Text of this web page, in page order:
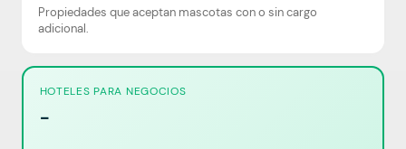
Propiedades que aceptan mascotas con o sin cargo
adicional.
HOTELES PARA NEGOCIOS
-